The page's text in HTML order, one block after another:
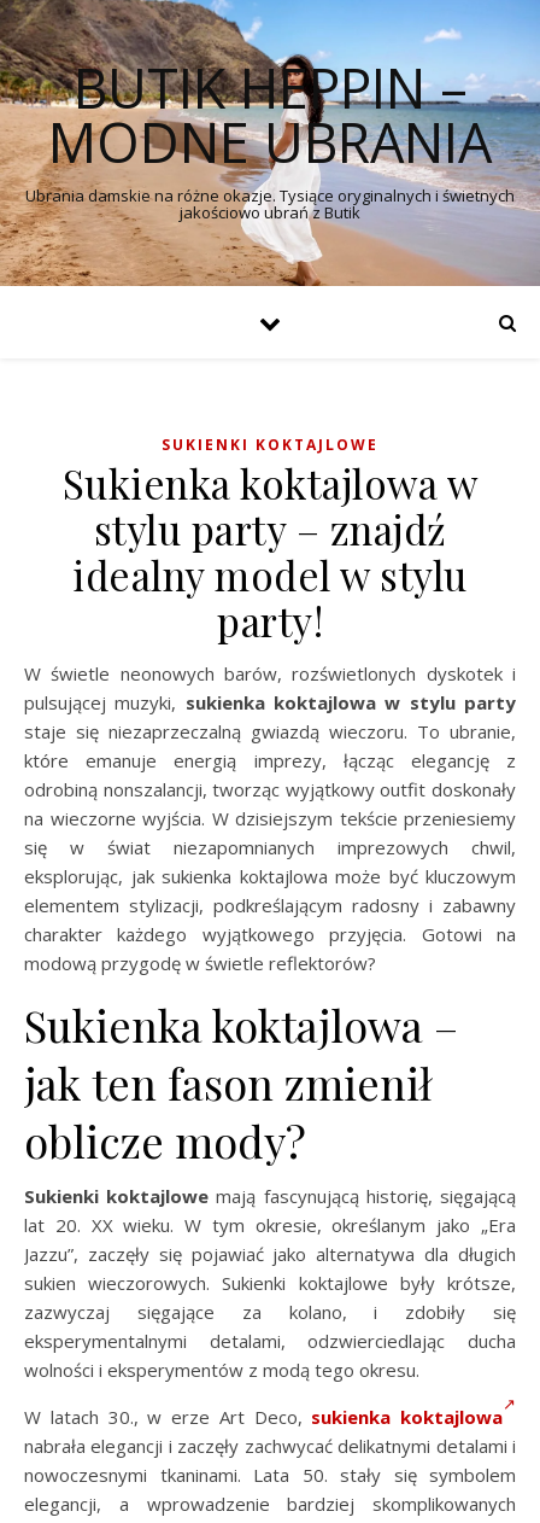
BUTIK HEPPIN –
MODNE UBRANIA
Ubrania damskie na różne okazje. Tysiące oryginalnych i świetnych
jakościowo ubrań z Butik
SUKIENKI KOKTAJLOWE
Sukienka koktajlowa w
stylu party – znajdź
idealny model w stylu
party!
W świetle neonowych barów, rozświetlonych dyskotek i
pulsującej muzyki, sukienka koktajlowa w stylu party
staje się niezaprzeczalną gwiazdą wieczoru. To ubranie,
które emanuje energią imprezy, łącząc elegancję z
odrobiną nonszalancji, tworząc wyjątkowy outfit doskonały
na wieczorne wyjścia. W dzisiejszym tekście przeniesiemy
się w świat niezapomnianych imprezowych chwil,
eksplorując, jak sukienka koktajlowa może być kluczowym
elementem stylizacji, podkreślającym radosny i zabawny
charakter każdego wyjątkowego przyjęcia. Gotowi na
modową przygodę w świetle reflektorów?
Sukienka koktajlowa –
jak ten fason zmienił
oblicze mody?
Sukienki koktajlowe mają fascynującą historię, sięgającą
lat 20. XX wieku. W tym okresie, określanym jako „Era
Jazzu”, zaczęły się pojawiać jako alternatywa dla długich
sukien wieczorowych. Sukienki koktajlowe były krótsze,
zazwyczaj sięgające za kolano, i zdobiły się
eksperymentalnymi detalami, odzwierciedlając ducha
wolności i eksperymentów z modą tego okresu.
W latach 30., w erze Art Deco, sukienka koktajlowa
nabrała elegancji i zaczęły zachwycać delikatnymi detalami i
nowoczesnymi tkaninami. Lata 50. stały się symbolem
elegancji, a wprowadzenie bardziej skomplikowanych